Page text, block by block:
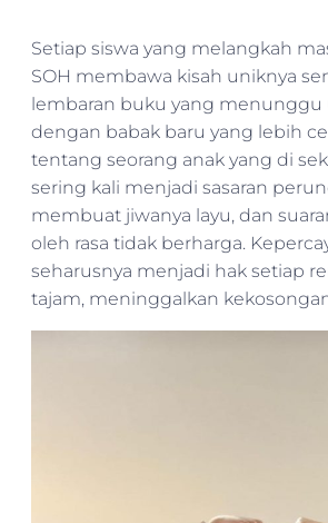
Setiap siswa yang melangkah
SOH membawa kisah uniknya
lembaran buku yang menunggu
dengan babak baru yang lebih
tentang seorang anak yang di
sering kali menjadi sasaran
membuat jiwanya layu, dan
oleh rasa tidak berharga.
seharusnya menjadi hak setiap
tajam, meninggalkan